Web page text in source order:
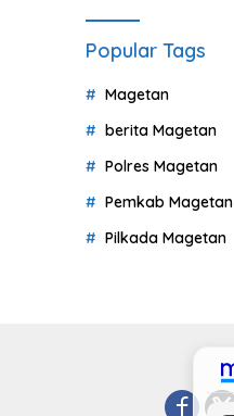
Popular Tags
Magetan
berita Magetan
Polres Magetan
Pemkab Magetan
Pilkada Magetan